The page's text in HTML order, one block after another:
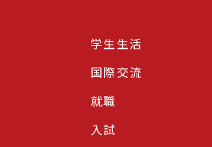
学生生活
国際交流
就職
入試